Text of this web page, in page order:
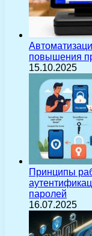
повышения
15.10.2025
Принципы
паролей
16.07.2025